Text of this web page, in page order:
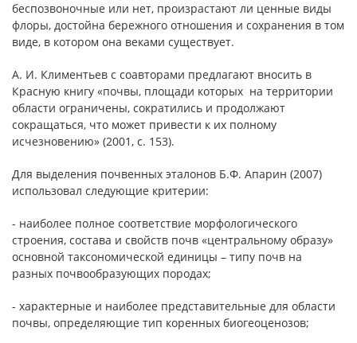
беспозвоночные или нет, произрастают ли ценные виды
флоры, достойна бережного отношения и сохранения в том
виде, в котором она веками существует.
А. И. Климентьев с соавторами предлагают вносить в
Красную книгу «почвы, площади которых на территории
области ограничены, сократились и продолжают
сокращаться, что может привести к их полному
исчезновению» (2001, с. 153).
Для выделения почвенных эталонов Б.Ф. Апарин (2007)
использовал следующие критерии:
- наиболее полное соответствие морфологического
строения, состава и свойств почв «центральному образу»
основной таксономической единицы – типу почв на
разных почвообразующих породах;
- характерные и наиболее представительные для области
почвы, определяющие тип коренных биогеоценозов;